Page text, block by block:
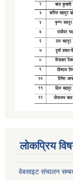
लोकप्रिय
वेबसाइट संचालन